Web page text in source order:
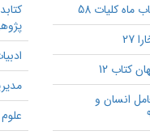
ماه کلیات 58
27
کتاب 12
انسان و